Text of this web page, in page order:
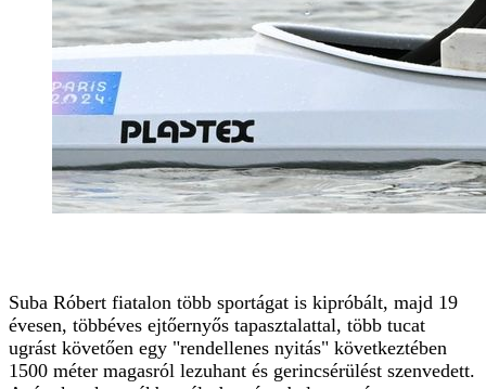
Suba Róbert fiatalon több sportágat is kipróbált, majd 19
évesen, többéves ejtőernyős tapasztalattal, több tucat
ugrást követően egy "rendellenes nyitás" következtében
1500 méter magasról lezuhant és gerincsérülést szenvedett.